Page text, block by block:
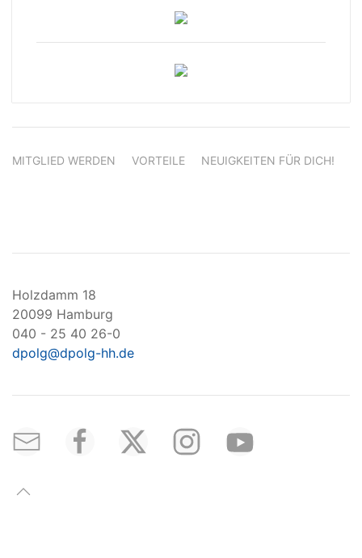
MITGLIED WERDEN VORTEILE NEUIGKEITEN FÜR DICH!
Holzdamm 18
20099 Hamburg
040 - 25 40 26-0
dpolg@dpolg-hh.de